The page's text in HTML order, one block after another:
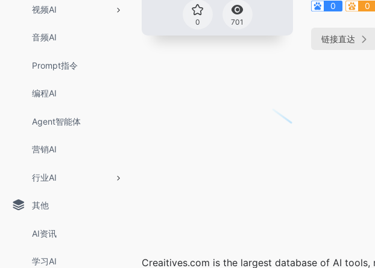
视频AI
音频AI
Prompt指令
编程AI
Agent智能体
营销AI
行业AI
其他
AI资讯
学习AI
0 701
0
0
链接直达
Creaitives.com is the largest database of AI